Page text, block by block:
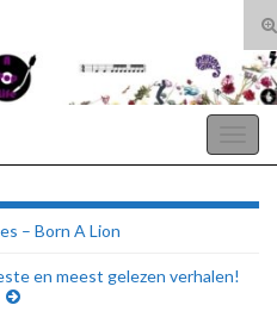
– Born A Lion
en meest gelezen verhalen!